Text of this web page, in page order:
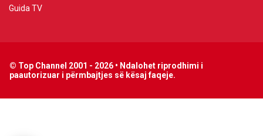
Guida TV
© Top Channel 2001 - 2026 • Ndalohet riprodhimi i
paautorizuar i përmbajtjes së kësaj faqeje.